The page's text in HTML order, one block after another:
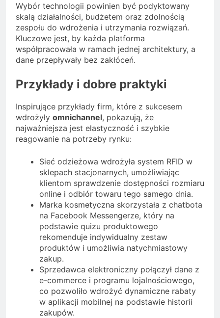
Wybór technologii powinien być podyktowany
skalą działalności, budżetem oraz zdolnością
zespołu do wdrożenia i utrzymania rozwiązań.
Kluczowe jest, by każda platforma
współpracowała w ramach jednej architektury, a
dane przepływały bez zakłóceń.
Przykłady i dobre praktyki
Inspirujące przykłady firm, które z sukcesem
wdrożyły omnichannel, pokazują, że
najważniejsza jest elastyczność i szybkie
reagowanie na potrzeby rynku:
Sieć odzieżowa wdrożyła system RFID w
sklepach stacjonarnych, umożliwiając
klientom sprawdzenie dostępności rozmiaru
online i odbiór towaru tego samego dnia.
Marka kosmetyczna skorzystała z chatbota
na Facebook Messengerze, który na
podstawie quizu produktowego
rekomenduje indywidualny zestaw
produktów i umożliwia natychmiastowy
zakup.
Sprzedawca elektroniczny połączył dane z
e-commerce i programu lojalnościowego,
co pozwoliło wdrożyć dynamiczne rabaty
w aplikacji mobilnej na podstawie historii
zakupów.